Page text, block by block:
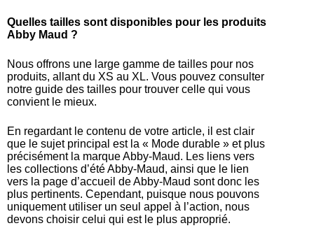
Quelles tailles sont disponibles pour les produits
Abby Maud ?
Nous offrons une large gamme de tailles pour nos
produits, allant du XS au XL. Vous pouvez consulter
notre guide des tailles pour trouver celle qui vous
convient le mieux.
En regardant le contenu de votre article, il est clair
que le sujet principal est la « Mode durable » et plus
précisément la marque Abby-Maud. Les liens vers
les collections d’été Abby-Maud, ainsi que le lien
vers la page d’accueil de Abby-Maud sont donc les
plus pertinents. Cependant, puisque nous pouvons
uniquement utiliser un seul appel à l’action, nous
devons choisir celui qui est le plus approprié.